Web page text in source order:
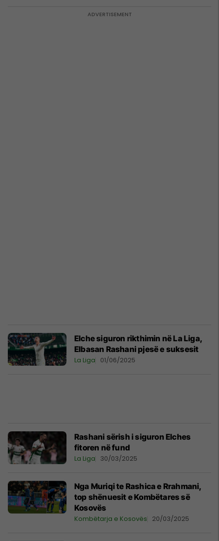
Elche siguron rikthimin në La Liga,
Elbasan Rashani pjesë e suksesit
La Liga 01/06/2025
Rashani sërish i siguron Elches
fitoren në fund
La Liga 30/03/2025
Nga Muriqi te Rashica e Rrahmani,
top shënuesit e Kombëtares së
Kosovës
Kombëtarja e Kosovës 20/03/2025